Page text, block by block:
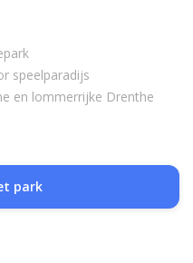
speelparadijs
en lommerrijke Drenthe
park